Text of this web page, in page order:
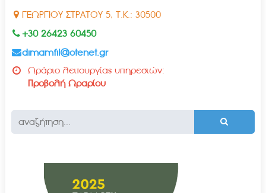
ΓΕΩΡΓΙΟΥ ΣΤΡΑΤΟΥ 5, Τ.Κ.: 30500
+30 26423 60450
dimamfil@otenet.gr
Ωράριο λειτουργίας υπηρεσιών:
Προβολή Ωραρίου